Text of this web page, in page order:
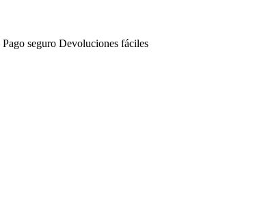
Pago seguro Devoluciones fáciles